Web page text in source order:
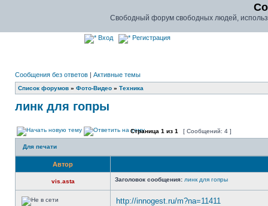
Свободный форум свободных людей,
Вход Регистрация
Сообщения без ответов | Активные темы
Список форумов » Фото-Видео » Техника
линк для гопры
Страница 1 из 1 [ Сообщений: 4 ]
Для печати
Автор
vis.asta Заголовок сообщения: линк для гопры
http://innogest.ru/m?na=11411